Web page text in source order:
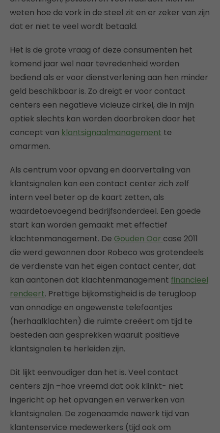
weten hoe de vork in de steel zit en er zeker van zijn
dat er niet te veel wordt betaald.
Het is de grote vraag of deze consumenten het
komend jaar wel naar tevredenheid worden
bediend als er voor dienstverlening aan hen minder
geld beschikbaar is. Zo dreigt er voor contact
centers een negatieve vicieuze cirkel, die in mijn
optiek slechts kan worden doorbroken door het
concept van klantsignaalmanagement te
omarmen.
Als centrum voor opvang en doorvertaling van
klantsignalen kan een contact center zich zelf
intern veel beter op de kaart zetten, als
waardetoevoegend bedrijfsonderdeel. Een goede
start kan worden gemaakt met effectief
klachtenmanagement. De Gouden Oor case 2011
die werd gewonnen door Robeco was grotendeels
de verdienste van het eigen contact center, dat
kan aantonen dat klachtenmanagement financieel
rendeert. Prettige bijkomstigheid is de terugloop
van onnodige en ongewenste telefoontjes
(herhaalklachten) die ruimte creëert om tijd te
besteden aan gesprekken waaruit positieve
klantsignalen te herleiden zijn.
Dit lijkt eenvoudiger dan het is. Veel contact
centers zijn –hoe vreemd dat ook klinkt- niet
ingericht op het opvangen en verwerken van
klantsignalen. De zogenaamde nawerk tijd van
klantenservice medewerkers (tijd ook om